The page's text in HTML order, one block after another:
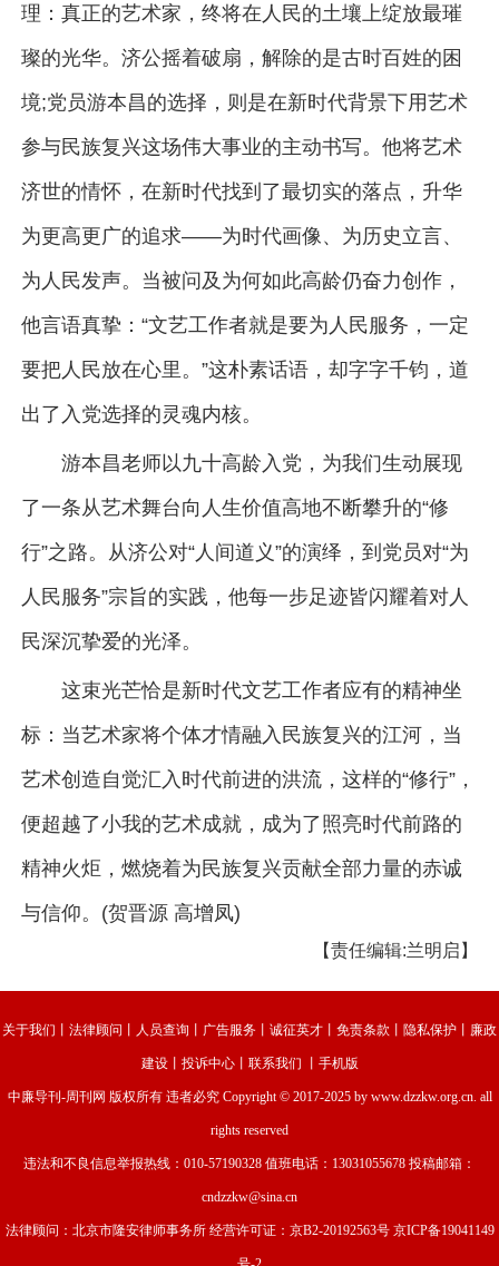
理：真正的艺术家，终将在人民的土壤上绽放最璀
璨的光华。济公摇着破扇，解除的是古时百姓的困
境;党员游本昌的选择，则是在新时代背景下用艺术
参与民族复兴这场伟大事业的主动书写。他将艺术
济世的情怀，在新时代找到了最切实的落点，升华
为更高更广的追求——为时代画像、为历史立言、
为人民发声。当被问及为何如此高龄仍奋力创作，
他言语真挚：“文艺工作者就是要为人民服务，一定
要把人民放在心里。”这朴素话语，却字字千钧，道
出了入党选择的灵魂内核。
游本昌老师以九十高龄入党，为我们生动展现
了一条从艺术舞台向人生价值高地不断攀升的“修
行”之路。从济公对“人间道义”的演绎，到党员对“为
人民服务”宗旨的实践，他每一步足迹皆闪耀着对人
民深沉挚爱的光泽。
这束光芒恰是新时代文艺工作者应有的精神坐
标：当艺术家将个体才情融入民族复兴的江河，当
艺术创造自觉汇入时代前进的洪流，这样的“修行”，
便超越了小我的艺术成就，成为了照亮时代前路的
精神火炬，燃烧着为民族复兴贡献全部力量的赤诚
与信仰。(贺晋源 高增凤)
【责任编辑:兰明启】
关于我们 法律顾问 人员查询 广告服务 诚征英才 免责条款 隐私保护 廉政
建设丨 投诉中心丨 联系我们 手机版
中廉导刊-周刊网 版权所有 违者必究 Copyright © 2017-2025 by www.dzzkw.org.cn. all
rights reserved
违法和不良信息举报热线：010-57190328 值班电话：13031055678 投稿邮箱：
cndzzkw@sina.cn
法律顾问：北京市隆安律师事务所 经营许可证： 京B2-20192563号 京ICP备19041149